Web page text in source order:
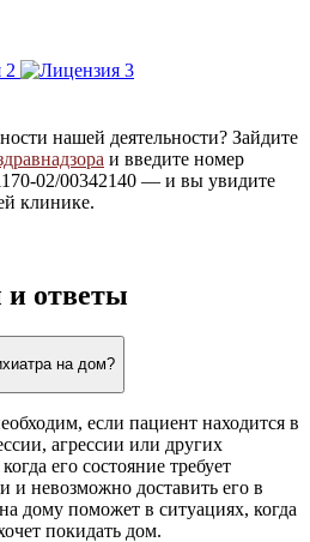
нашей деятельности? Зайдите
и введите номер
02/00342140 — и вы увидите
клинике.
ответы
на дом?
если пациент находится в
агрессии или других
его состояние требует
невозможно доставить его в
дому поможет в ситуациях, когда
покидать дом.